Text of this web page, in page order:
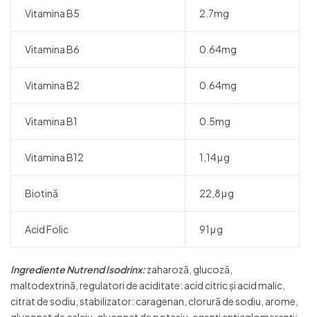
Vitamina B5 2.7mg
Vitamina B6 0.64mg
Vitamina B2 0.64mg
Vitamina B1 0.5mg
Vitamina B12 1,14μg
Biotină 22,8μg
Acid Folic 91μg
Ingrediente Nutrend Isodrinx:zaharoză, glucoză,
maltodextrină, regulatori de aciditate: acid citric şi acid malic,
citrat de sodiu, stabilizator: caragenan, clorură de sodiu, arome,